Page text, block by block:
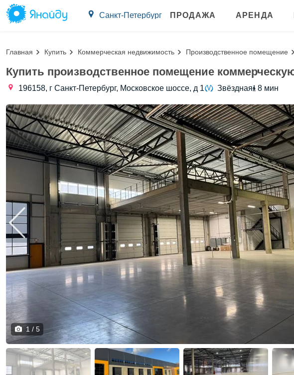
Санкт-Петербург ПРОДАЖА АРЕНДА
Главная Купить Коммерческая недвижимость Производственное помещение
Купить производственное помещение
196158, г Санкт-Петербург, Московское шоссе, д 1 Звёздная 8 мин
1 / 5